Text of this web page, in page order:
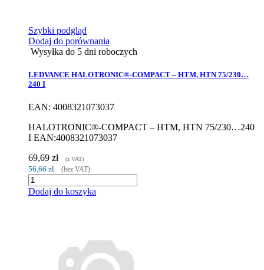
Szybki podgląd
Dodaj do porównania
Wysyłka do 5 dni roboczych
LEDVANCE HALOTRONIC®-COMPACT – HTM, HTN 75/230…
240 I
EAN: 4008321073037
HALOTRONIC®-COMPACT – HTM, HTN 75/230…240
I EAN:4008321073037
69,69 zł
(z VAT)
56,66 zł (bez VAT)
Dodaj do koszyka